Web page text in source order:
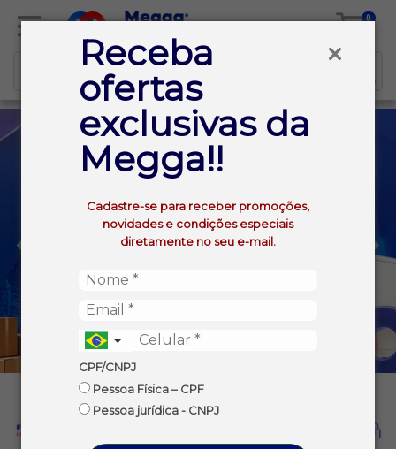
Receba
ofertas
exclusivas da
Megga!!
Cadastre-se para receber promoções,
novidades e condições especiais
diretamente no seu e-mail.
CPF/CNPJ
Pessoa Física – CPF
Pessoa jurídica - CNPJ
0